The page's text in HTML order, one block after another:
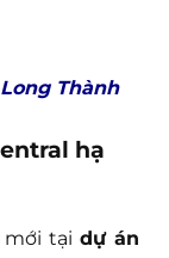
Thành
hạ
tại dự án